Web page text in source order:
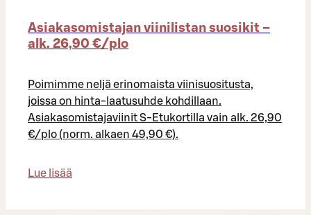
Asiakasomistajan viinilistan suosikit –
alk. 26,90 €/plo​
Poimimme neljä erinomaista viinisuositusta,
joissa on hinta-laatusuhde kohdillaan.
Asiakasomistajaviinit S-Etukortilla vain alk. 26,90
€/plo (norm. alkaen 49,90 €).
Lue lisää